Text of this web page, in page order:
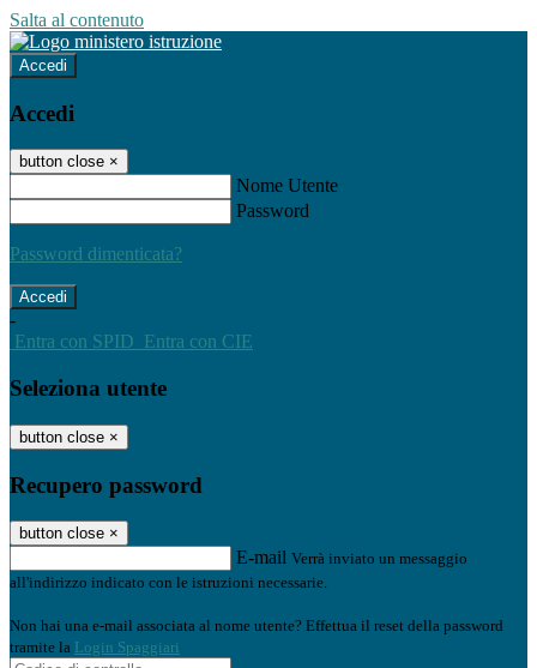
Salta al contenuto
Accedi
Accedi
button close ×
Nome Utente
Password
Password dimenticata?
-
Entra con SPID Entra con CIE
Seleziona utente
button close ×
Recupero password
button close ×
E-mail Verrà inviato un messaggio
all'indirizzo indicato con le istruzioni necessarie.
Non hai una e-mail associata al nome utente? Effettua il reset della password
tramite la Login Spaggiari